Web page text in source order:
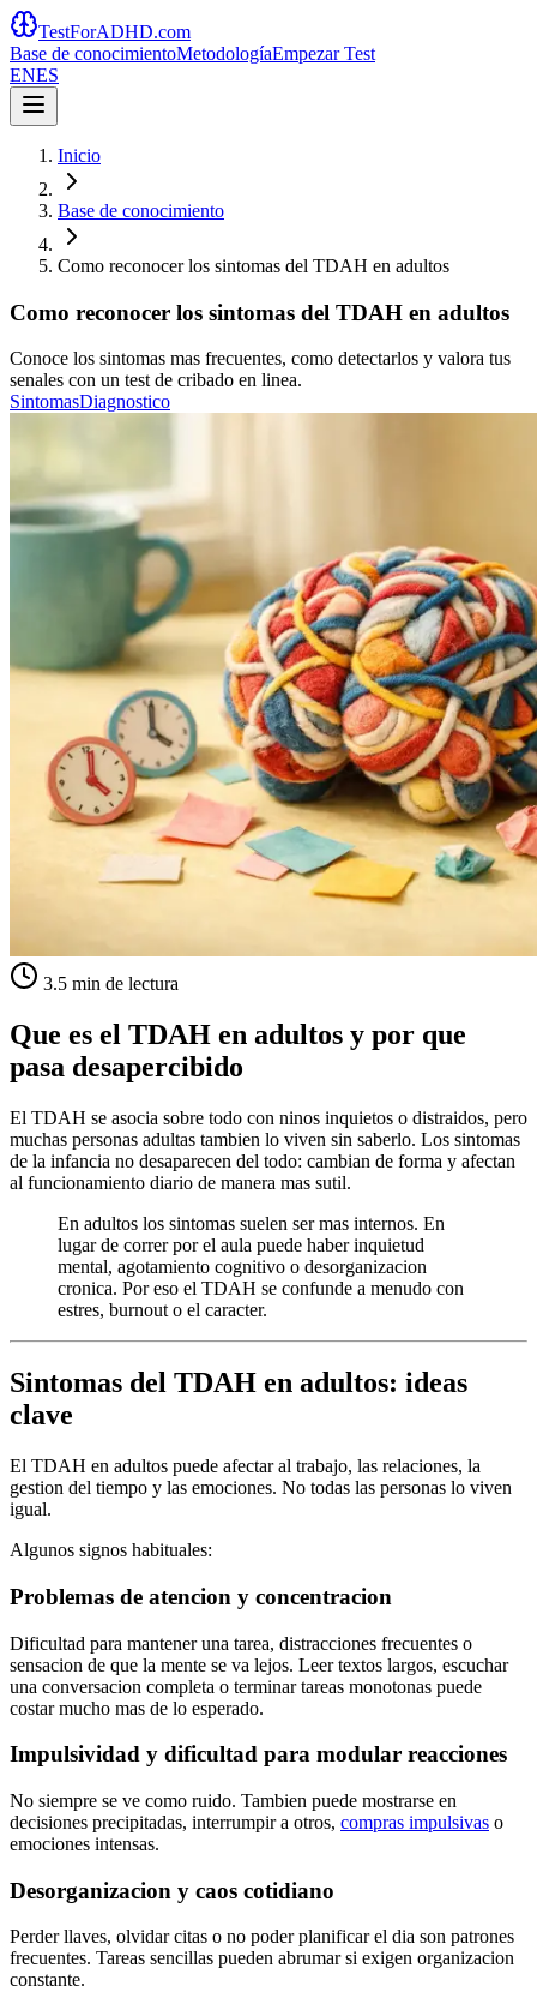
TestForADHD.com
Base de conocimientoMetodologíaEmpezar Test
ENES
Inicio
Base de conocimiento
Como reconocer los sintomas del TDAH en adultos
Como reconocer los sintomas del TDAH en adultos
Conoce los sintomas mas frecuentes, como detectarlos y valora tus
senales con un test de cribado en linea.
SintomasDiagnostico
3.5 min de lectura
Que es el TDAH en adultos y por que
pasa desapercibido
El TDAH se asocia sobre todo con ninos inquietos o distraidos, pero
muchas personas adultas tambien lo viven sin saberlo. Los sintomas
de la infancia no desaparecen del todo: cambian de forma y afectan
al funcionamiento diario de manera mas sutil.
En adultos los sintomas suelen ser mas internos. En
lugar de correr por el aula puede haber inquietud
mental, agotamiento cognitivo o desorganizacion
cronica. Por eso el TDAH se confunde a menudo con
estres, burnout o el caracter.
Sintomas del TDAH en adultos: ideas
clave
El TDAH en adultos puede afectar al trabajo, las relaciones, la
gestion del tiempo y las emociones. No todas las personas lo viven
igual.
Algunos signos habituales:
Problemas de atencion y concentracion
Dificultad para mantener una tarea, distracciones frecuentes o
sensacion de que la mente se va lejos. Leer textos largos, escuchar
una conversacion completa o terminar tareas monotonas puede
costar mucho mas de lo esperado.
Impulsividad y dificultad para modular reacciones
No siempre se ve como ruido. Tambien puede mostrarse en
decisiones precipitadas, interrumpir a otros, compras impulsivas o
emociones intensas.
Desorganizacion y caos cotidiano
Perder llaves, olvidar citas o no poder planificar el dia son patrones
frecuentes. Tareas sencillas pueden abrumar si exigen organizacion
constante.